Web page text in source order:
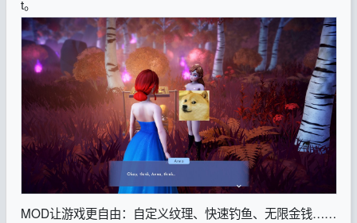
t。
MOD让游戏更自由：自定义纹理、快速钓鱼、无限金钱……